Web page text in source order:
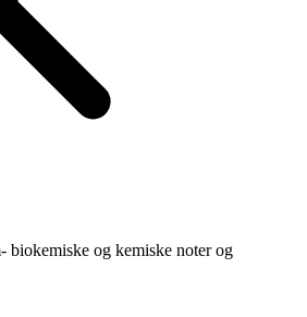
biokemiske og kemiske noter og